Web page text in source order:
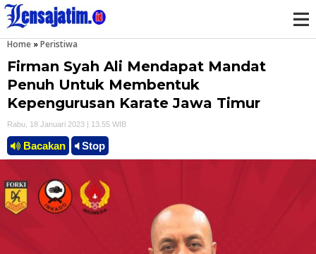
Home »Peristiwa
Firman Syah Ali Mendapat Mandat
Penuh Untuk Membentuk
Kepengurusan Karate Jawa Timur
Rabu, 18 Januari 2023 | 13.55 WIB
Bacakan Stop